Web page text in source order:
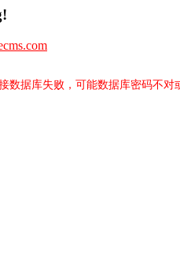
数据库失败，可能数据库密码不对